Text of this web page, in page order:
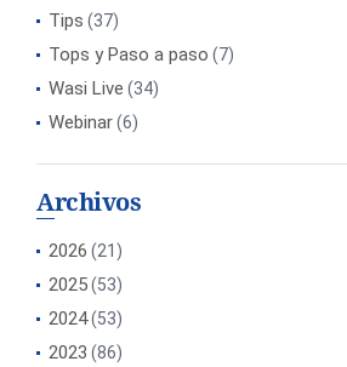
Tips (37)
Tops y Paso a paso (7)
Wasi Live (34)
Webinar(6)
Archivos
2026 (21)
2025(53)
2024(53)
2023 (86)